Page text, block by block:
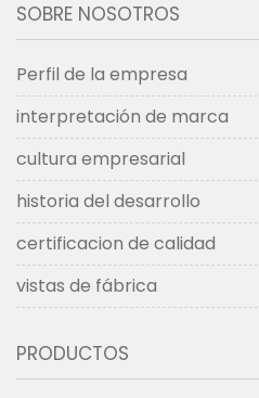
SOBRE NOSOTROS
Perfil de la empresa
interpretación de marca
cultura empresarial
historia del desarrollo
certificacion de calidad
vistas de fábrica
PRODUCTOS